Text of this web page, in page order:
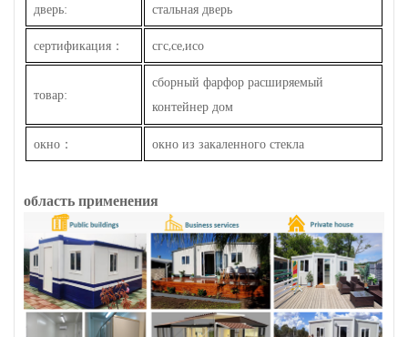
дверь: стальная дверь
сертификация ： сгс,се,исо
товар:
сборный фарфор расширяемый
контейнер дом
окно ： окно из закаленного стекла
область применения